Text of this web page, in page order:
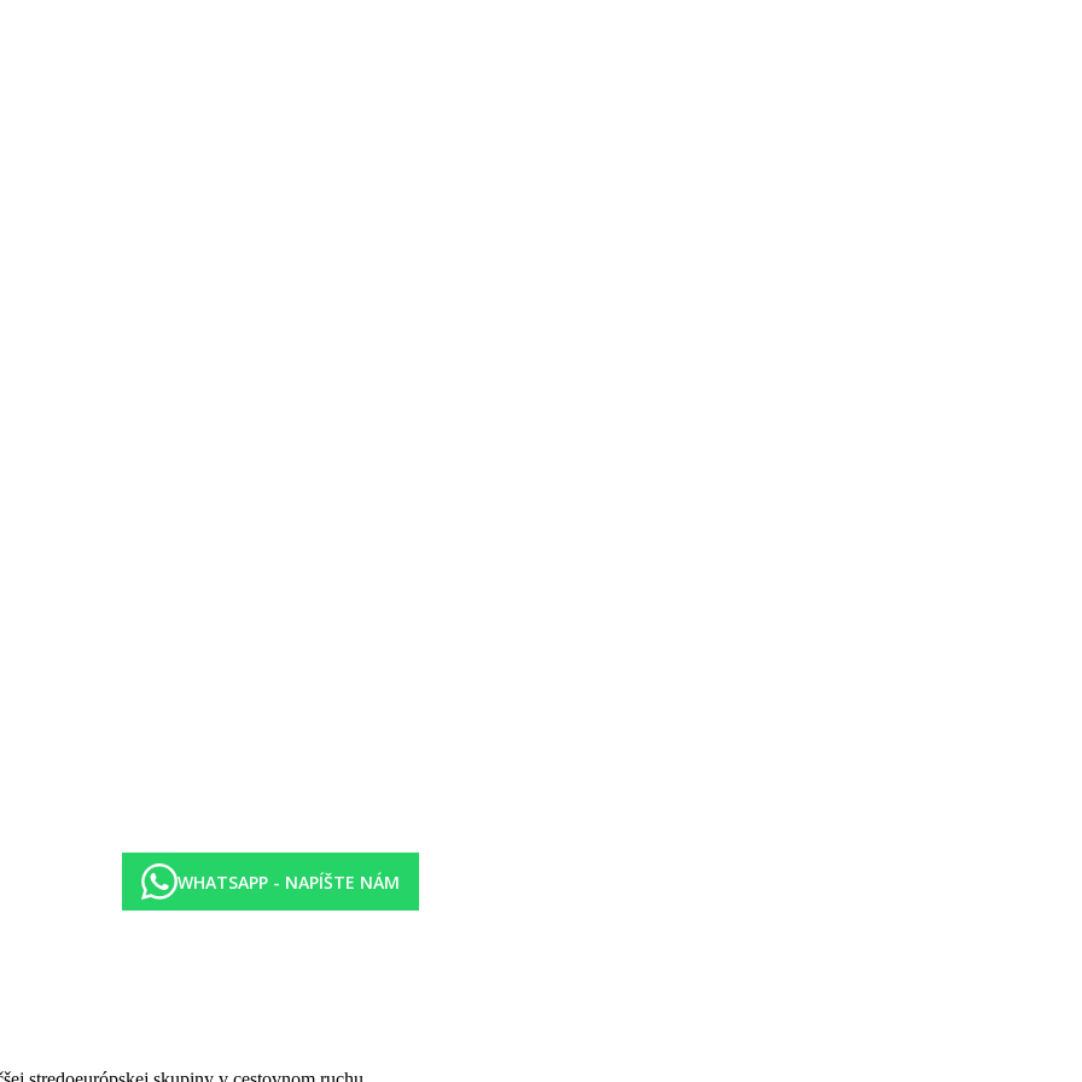
klimatizácia a trezor (zadarmo). O blaho hostí sa stará reštaurácia (klimatizovaná). Wi-Fi môže byť používaný za poplatok. Izbový
zdravotná služba sú za poplatok.
a lehátka (zdarma). V bare pri bazéne sú k dispozícii osviežujúce nápoje.
Stráženie detí: babysitting (za poplatok).
Niektoré služby sú závislé od ročného obdobia a od miestnych klimatických podmienok. Jazyky: angličtina a francúzština. Kreditné
a satelit.TV s plochou obrazovkou a tiež centrálne riadenou klimatizáciou (od mája do októbra).
WHATSAPP - NAPÍŠTE NÁM